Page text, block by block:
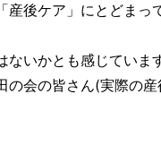
後ケア」にとどま
いかとも感じています
会の皆さん(実際の